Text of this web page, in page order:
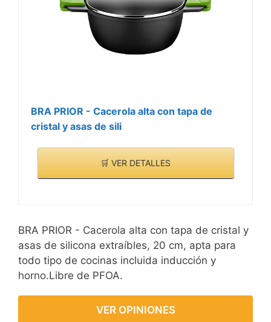
BRA PRIOR - Cacerola alta con tapa de
cristal y asas de sili
🛒 VER DETALLES
BRA PRIOR - Cacerola alta con tapa de cristal y
asas de silicona extraíbles, 20 cm, apta para
todo tipo de cocinas incluida inducción y
horno.Libre de PFOA.
VER OPINIONES